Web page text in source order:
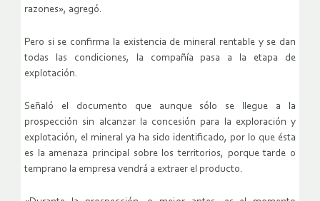
razones», agregó.
Pero si se confirma la existencia de mineral rentable y se dan
todas las condiciones, la compañía pasa a la etapa de
explotación.
Señaló el documento que aunque sólo se llegue a la
prospección sin alcanzar la concesión para la exploración y
explotación, el mineral ya ha sido identificado, por lo que ésta
es la amenaza principal sobre los territorios, porque tarde o
temprano la empresa vendrá a extraer el producto.